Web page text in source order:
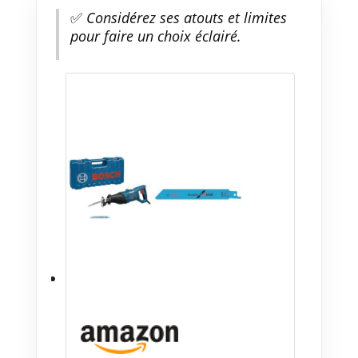
✅Considérez ses atouts et limites
pour faire un choix éclairé.